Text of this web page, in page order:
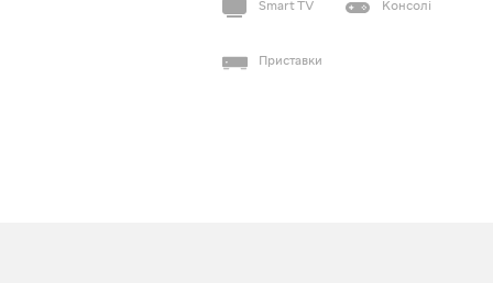
Smart TV Консолі
Приставки